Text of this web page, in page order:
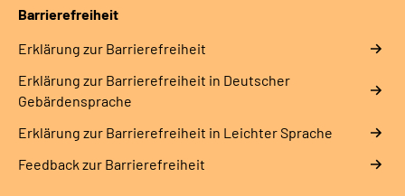
Barrierefreiheit
Erklärung zur Barrierefreiheit
Erklärung zur Barrierefreiheit in Deutscher
Gebärdensprache
Erklärung zur Barrierefreiheit in Leichter Sprache
Feedback zur Barrierefreiheit